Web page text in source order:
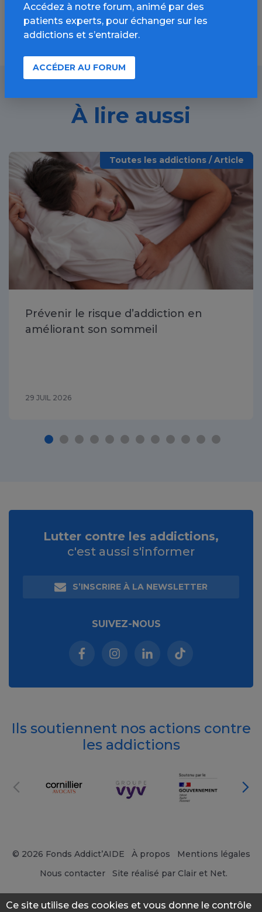
À lire aussi
Toutes les addictions / Article
Prévenir le risque d’addiction en
améliorant son sommeil
29 JUIL 2026
Accédez à notre forum, animé par des
patients experts, pour échanger sur les
addictions et s’entraider.
ACCÉDER AU FORUM
Lutter contre les addictions,
c'est aussi s'informer
S’INSCRIRE À LA NEWSLETTER
SUIVEZ-NOUS
Facebook (nouvelle fenêtre)
Instagram (nouvelle fenêtre)
Linkedin (nouvelle
Tiktok (nouvelle
Ils soutiennent nos actions contre
les addictions
© 2026 Fonds Addict’AIDE À propos
Mentions légales
Nous contacter
Site réalisé par Clair et Net.
Ce site utilise des cookies et vous donne le contrôle